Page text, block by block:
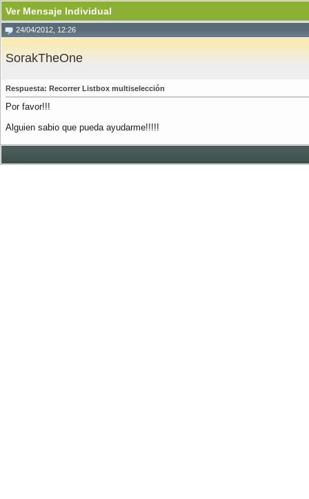
Ver Mensaje Individual
24/04/2012, 12:26
SorakTheOne
Respuesta: Recorrer Listbox multiselección
Por favor!!!
Alguien sabio que pueda ayudarme!!!!!